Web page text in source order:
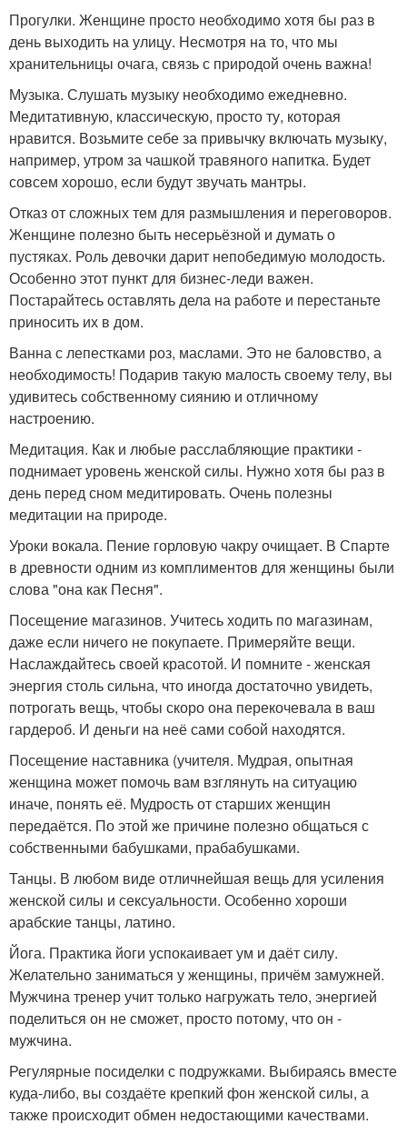
Прогулки. Женщине просто необходимо хотя бы раз в
день выходить на улицу. Несмотря на то, что мы
хранительницы очага, связь с природой очень важна!
Музыка. Слушать музыку необходимо ежедневно.
Медитативную, классическую, просто ту, которая
нравится. Возьмите себе за привычку включать музыку,
например, утром за чашкой травяного напитка. Будет
совсем хорошо, если будут звучать мантры.
Отказ от сложных тем для размышления и переговоров.
Женщине полезно быть несерьёзной и думать о
пустяках. Роль девочки дарит непобедимую молодость.
Особенно этот пункт для бизнес-леди важен.
Постарайтесь оставлять дела на работе и перестаньте
приносить их в дом.
Ванна с лепестками роз, маслами. Это не баловство, а
необходимость! Подарив такую малость своему телу, вы
удивитесь собственному сиянию и отличному
настроению.
Медитация. Как и любые расслабляющие практики -
поднимает уровень женской силы. Нужно хотя бы раз в
день перед сном медитировать. Очень полезны
медитации на природе.
Уроки вокала. Пение горловую чакру очищает. В Спарте
в древности одним из комплиментов для женщины были
слова "она как Песня".
Посещение магазинов. Учитесь ходить по магазинам,
даже если ничего не покупаете. Примеряйте вещи.
Наслаждайтесь своей красотой. И помните - женская
энергия столь сильна, что иногда достаточно увидеть,
потрогать вещь, чтобы скоро она перекочевала в ваш
гардероб. И деньги на неё сами собой находятся.
Посещение наставника (учителя. Мудрая, опытная
женщина может помочь вам взглянуть на ситуацию
иначе, понять её. Мудрость от старших женщин
передаётся. По этой же причине полезно общаться с
собственными бабушками, прабабушками.
Танцы. В любом виде отличнейшая вещь для усиления
женской силы и сексуальности. Особенно хороши
арабские танцы, латино.
Йога. Практика йоги успокаивает ум и даёт силу.
Желательно заниматься у женщины, причём замужней.
Мужчина тренер учит только нагружать тело, энергией
поделиться он не сможет, просто потому, что он -
мужчина.
Регулярные посиделки с подружками. Выбираясь вместе
куда-либо, вы создаёте крепкий фон женской силы, а
также происходит обмен недостающими качествами.